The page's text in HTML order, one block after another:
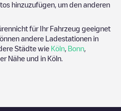
hinzuzufügen, um den anderen
nicht für Ihr Fahrzeug geeignet
andere Ladestationen in
Städte wie Köln Bonn
Nähe und in Köln